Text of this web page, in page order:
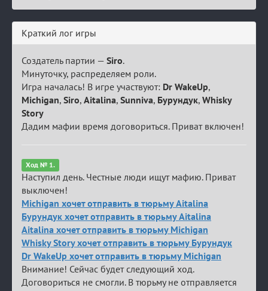
Краткий лог игры
Создатель партии — Siro.
Минуточку, распределяем роли.
Игра началась! В игре участвуют: Dr WakeUp,
Michigan, Siro, Aitalina, Sunniva, Бурундук, Whisky
Story
Дадим мафии время договориться. Приват включен!
Ход № 1.
Наступил день. Честные люди ищут мафию. Приват
выключен!
Michigan хочет отправить в тюрьму Aitalina
Бурундук хочет отправить в тюрьму Aitalina
Aitalina хочет отправить в тюрьму Michigan
Whisky Story хочет отправить в тюрьму Бурундук
Dr WakeUp хочет отправить в тюрьму Michigan
Внимание! Сейчас будет следующий ход.
Договориться не смогли. В тюрьму не отправляется